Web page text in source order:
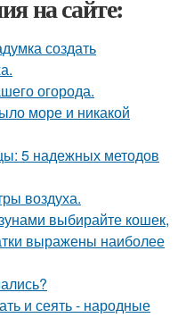
на сайте:
создать
огорода.
море и никакой
5 надежных методов
воздуха.
выбирайте кошек,
выражены наиболее
и сеять - народные